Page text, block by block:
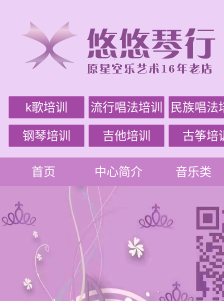
k歌培训 流行唱法培训 民族唱法
钢琴培训 吉他培训 古筝培
首页 中心简介 音乐类